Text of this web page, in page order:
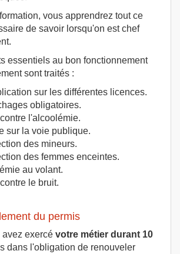
vous apprendrez tout ce
de savoir lorsqu'on est chef
essentiels au bon fonctionnement
sont traités :
sur les différentes licences.
obligatoires.
l'alcoolémie.
sur la voie publique.
des mineurs.
des femmes enceintes.
au volant.
le bruit.
du permis
avez exercé votre métier durant 10
dans l'obligation de renouveler